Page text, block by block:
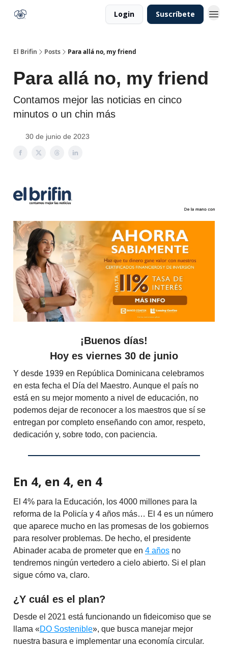
Login Suscríbete
El Brifin Posts Para allá no, my friend
Para allá no, my friend
Contamos mejor las noticias en cinco
minutos o un chin más
30 de junio de 2023
¡Buenos días!
Hoy es viernes 30 de junio
Y desde 1939 en República Dominicana celebramos
en esta fecha el Día del Maestro. Aunque el país no
está en su mejor momento a nivel de educación, no
podemos dejar de reconocer a los maestros que sí se
entregan por completo enseñando con amor, respeto,
dedicación y, sobre todo, con paciencia.
En 4, en 4, en 4
El 4% para la Educación, los 4000 millones para la
reforma de la Policía y 4 años más… El 4 es un número
que aparece mucho en las promesas de los gobiernos
para resolver problemas. De hecho, el presidente
Abinader acaba de prometer que en 4 años no
tendremos ningún vertedero a cielo abierto. Si el plan
sigue cómo va, claro.
¿Y cuál es el plan?
Desde el 2021 está funcionando un fideicomiso que se
llama «DO Sostenible», que busca manejar mejor
nuestra basura e implementar una economía circular.